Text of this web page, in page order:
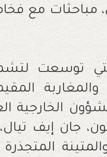
مباحثات مع
توسعت
والمغاربة
الخارجية
جان إيف